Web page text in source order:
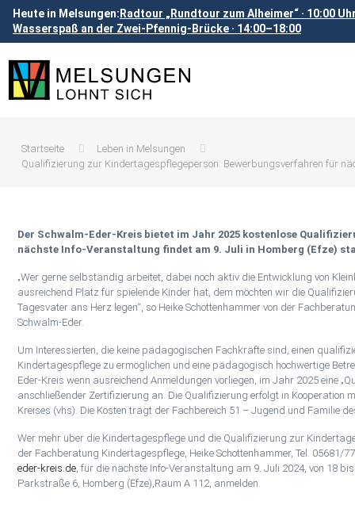
Heute in Melsungen: Radtour „Rundtour zum Alheimer“ · 10:00
Wasserspaß an der Zwei-Pfennig-Brücke · 14:00–18:00
Startseite
Leben in Melsungen
Qualifizierung zur Kindertagespflegeperson: Bewerbungsverfahren für
Der Schwalm-Eder-Kreis bietet im Jahr 2025 kostenlose
nächste Info-Veranstaltung findet am 9. Juli in Homberg (Efze)
„Wer gerne selbständig arbeitet, dabei noch aktiv die Entwicklung von
ausreichend Platz für spielende Kinder hat, dem möchten wir die
Tagesvater ans Herz legen“, so Heike Schottenhammer von der
Schwalm-Eder.
Um Interessierten, die keine pädagogischen Fachkräfte sind, einen
Kindertagespflege zu ermöglichen und eine pädagogisch hochwertige
Eder-Kreis wenn ausreichend Anmeldungen vorliegen, im Jahr 2025 eine
anschließender Zertifizierung an. Die Qualifizierung erfolgt in Kooperation
Kreises (vhs). Die Kosten trägt der Fachbereich 51 – Jugend und Familie
Wer mehr über die Kindertagespflege und die Qualifizierung zur
der Fachberatung Kindertagespflege, Heike Schottenhammer, Tel. 05681/
eder-kreis.de, für die nächste Info-Veranstaltung am 9. Juli 2024, von 18
Parkstraße 6, Homberg (Efze),Raum A 112, anmelden.